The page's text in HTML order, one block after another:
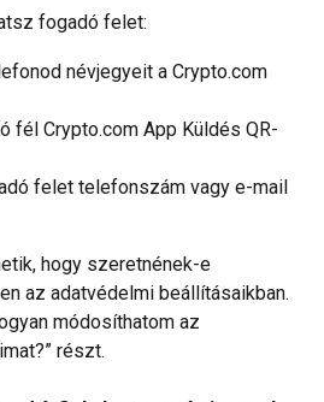
fogadó felet:
névjegyeit a Crypto.com
fél Crypto.com App Küldés QR-
felet telefonszám vagy e-mail
hogy szeretnének-e
az adatvédelmi beállításaikban.
módosíthatom az
részt.